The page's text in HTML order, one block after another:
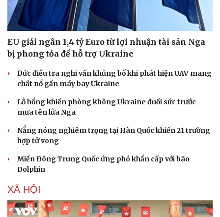
Doanh nghiệp
Doanh nghiệp 24h
Doanh nhân
Vì cộng đồng
Tin Công nghệ
EU giải ngân 1,4 tỷ Euro từ lợi nhuận tài sản Nga
bị phong tỏa để hỗ trợ Ukraine
Đức điều tra nghi vấn khủng bố khi phát hiện UAV mang
chất nổ gần máy bay Ukraine
Lỗ hổng khiến phòng không Ukraine đuối sức trước
mưa tên lửa Nga
Nắng nóng nghiêm trọng tại Hàn Quốc khiến 21 trường
hợp tử vong
Miền Đông Trung Quốc ứng phó khẩn cấp với bão
Dolphin
XÃ HỘI